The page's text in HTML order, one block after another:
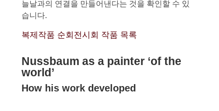
늘날과의 연결을 만들어낸다는 것을 확인할 수 있
습니다.
복제작품 순회전시회 작품 목록
Nussbaum as a painter ‘of the
world’
How his work developed